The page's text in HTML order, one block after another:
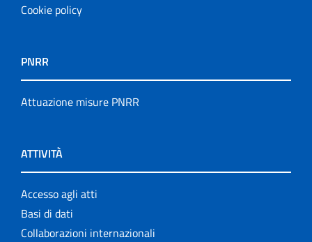
Cookie policy
PNRR
Attuazione misure PNRR
ATTIVITÀ
Accesso agli atti
Basi di dati
Collaborazioni internazionali